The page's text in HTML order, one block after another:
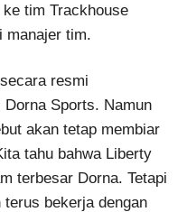
tim Trackhouse
manajer tim.
resmi
Sports. Namun
akan tetap membiar
tahu bahwa Liberty
terbesar Dorna. Tetapi
bekerja dengan